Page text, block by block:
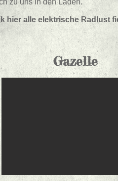
zu uns in den Laden.
hier alle elektrische Radlust
Gazelle